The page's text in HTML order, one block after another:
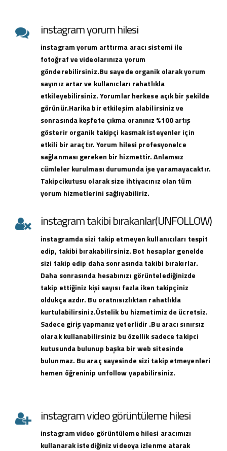
instagram yorum hilesi
instagram yorum arttırma aracı sistemi ile
fotoğraf ve videolarınıza yorum
gönderebilirsiniz.Bu sayede organik olarak yorum
sayınız artar ve kullanıcları rahatlıkla
etkileyebilirsiniz. Yorumlar herkese açık bir şekilde
görünür.Harika bir etkileşim alabilirsiniz ve
sonrasında keşfete çıkma oranınız %100 artış
gösterir organik takipçi kasmak isteyenler için
etkili bir araçtır. Yorum hilesi profesyonelce
sağlanması gereken bir hizmettir. Anlamsız
cümleler kurulması durumunda işe yaramayacaktır.
Takipcikutusu olarak size ihtiyacınız olan tüm
yorum hizmetlerini sağlıyabiliriz.
instagram takibi bırakanlar(UNFOLLOW)
instagramda sizi takip etmeyen kullanıcıları tespit
edip, takibi bırakabilirsiniz. Bot hesaplar genelde
sizi takip edip daha sonrasında takibi bırakırlar.
Daha sonrasında hesabınızı görüntelediğinizde
takip ettiğiniz kişi sayısı fazla iken takipçiniz
oldukça azdır. Bu oratnısızlıktan rahatlıkla
kurtulabilirsiniz.Üstelik bu hizmetimiz de ücretsiz.
Sadece giriş yapmanız yeterlidir .Bu aracı sınırsız
olarak kullanabilirsiniz bu özellik sadece takipci
kutusunda bulunup başka bir web sitesinde
bulunmaz. Bu araç sayesinde sizi takip etmeyenleri
hemen öğreninip unfollow yapabilirsiniz.
instagram video görüntüleme hilesi
instagramvideo görüntüleme hilesi aracımızı
kullanarak istediğiniz videoya izlenme atarak